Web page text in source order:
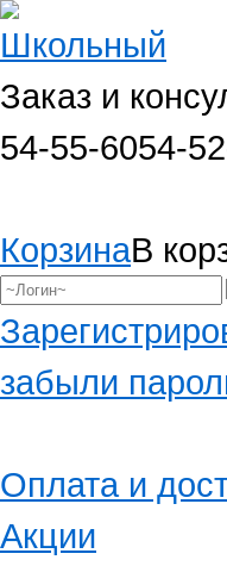
Заказ и
54-55-6054-
КорзинаВ
забыли
Оплата и
Акции